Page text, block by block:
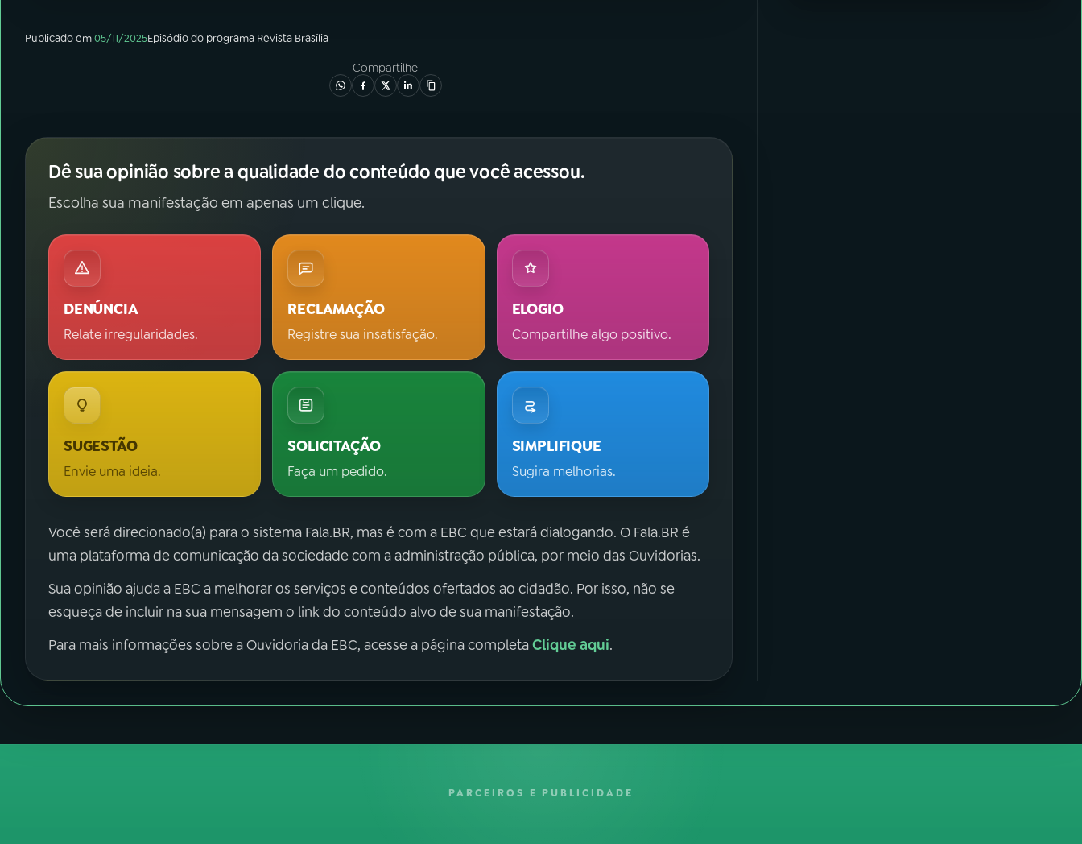
Publicado em05/11/2025Episódiodo programa Revista Brasília
Compartilhe
Dê sua opinião sobre a qualidade do conteúdo que você acessou.
Escolha sua manifestação em apenas um clique.
DENÚNCIA
Relate irregularidades.
RECLAMAÇÃO
Registre sua insatisfação.
ELOGIO
Compartilhe algo positivo.
SUGESTÃO
Envie uma ideia.
SOLICITAÇÃO
Faça um pedido.
SIMPLIFIQUE
Sugira melhorias.
Você será direcionado(a) para o sistema Fala.BR, mas é com a EBC que estará dialogando. O Fala.BR é
uma plataforma de comunicação da sociedade com a administração pública, por meio das Ouvidorias.
Sua opinião ajuda a EBC a melhorar os serviços e conteúdos ofertados ao cidadão. Por isso, não se
esqueça de incluir na sua mensagem o link do conteúdo alvo de sua manifestação.
Para mais informações sobre a Ouvidoria da EBC, acesse a página completaClique aqui.
PARCEIROS E PUBLICIDADE